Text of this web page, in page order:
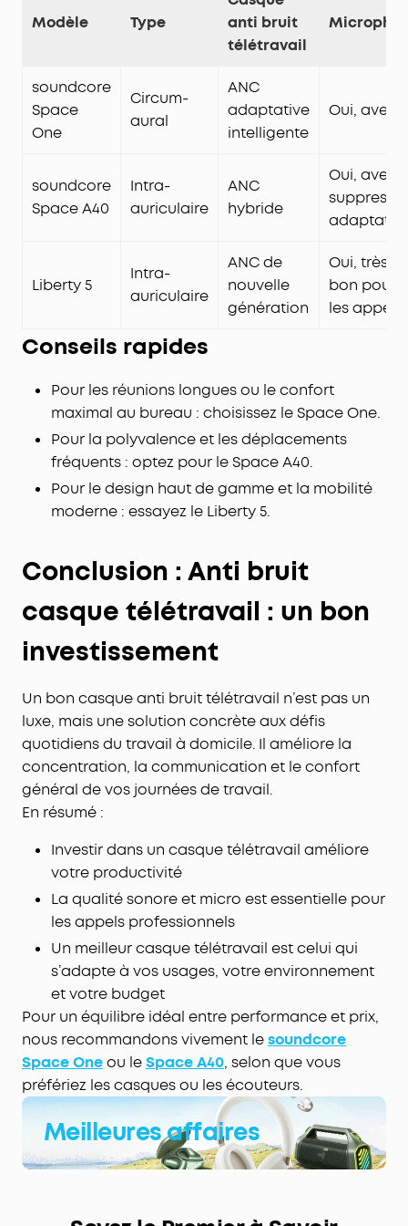
mode normal. Lorsque la réduction de bruit
active est activée, vous bénéficiez de 8 heures
d'autonomie par charge et d'un total de 32
offre 5 heures de musique.
Modèle Type
anti bruit
télétravail
soundcore
Space
One
Circum-
aural
ANC
adaptative
intelligente
Oui, avec
soundcore
Space A40
Intra-
auriculaire
ANC
hybride
Oui, avec
Liberty 5
Intra-
auriculaire
ANC de
nouvelle
génération
Oui, très
bon pour
les appels
Conseils rapides
Pour les réunions longues ou le confort
maximal au bureau : choisissez le Space One.
Pour la polyvalence et les déplacements
fréquents : optez pour le Space A40.
Pour le design haut de gamme et la mobilité
moderne : essayez le Liberty 5.
Conclusion : Anti bruit
casque télétravail : un bon
investissement
Un bon casque anti bruit télétravail n’est pas un
luxe, mais une solution concrète aux défis
quotidiens du travail à domicile. Il améliore la
concentration, la communication et le confort
général de vos journées de travail.
En résumé :
Investir dans un casque télétravail améliore
votre productivité
La qualité sonore et micro est essentielle pour
les appels professionnels
Un meilleur casque télétravail est celui qui
s’adapte à vos usages, votre environnement
et votre budget
Pour un équilibre idéal entre performance et prix,
nous recommandons vivement lesoundcore
Space Oneou leSpace A40, selon que vous
préfériez les casques ou les écouteurs.
Meilleures affaires